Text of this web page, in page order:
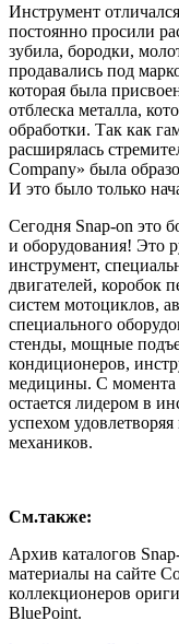
Инструмент
постоянно просили
зубила, бородки,
продавались под
которая была
отблеска металла,
обработки. Так как
расширялась
Company» была
И это было только
Сегодня Snap-on это
и оборудования! Это
инструмент,
двигателей, коробок
систем мотоциклов,
специального
стенды, мощные
кондиционеров,
медицины. С момента
остается лидером в
успехом
механиков.
См.также:
Архив каталогов
материалы на сайте
коллекционеров
BluePoint.